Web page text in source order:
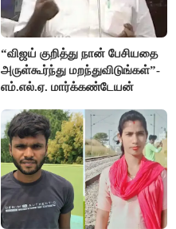
“விஜய் குறித்து நான் பேசியதை
அருள்கூர்ந்து மறந்துவிடுங்கள்”-
எம்.எல்.ஏ. மார்க்கண்டேயன்